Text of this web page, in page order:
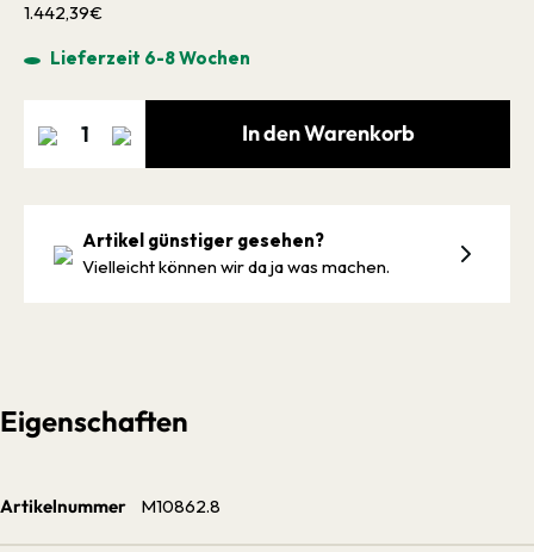
1.442,39€
Lieferzeit 6-8 Wochen
In den Warenkorb
Artikel günstiger gesehen?
Vielleicht können wir da ja was machen.
Eigenschaften
Artikelnummer M10862.8